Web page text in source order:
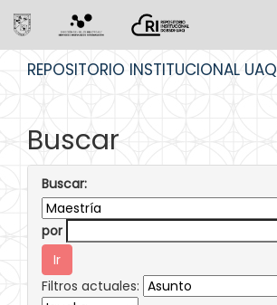
REPOSITORIO INSTITUCIONAL UAQ
Buscar
Buscar:
por
Filtros actuales: